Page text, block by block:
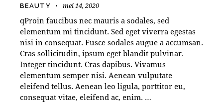
BEAUTY mei 14, 2020
qProin faucibus nec mauris a sodales, sed
elementum mi tincidunt. Sed eget viverra egestas
nisi in consequat. Fusce sodales augue a accumsan.
Cras sollicitudin, ipsum eget blandit pulvinar.
Integer tincidunt. Cras dapibus. Vivamus
elementum semper nisi. Aenean vulputate
eleifend tellus. Aenean leo ligula, porttitor eu,
consequat vitae, eleifend ac, enim. …